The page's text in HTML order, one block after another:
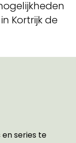
Kortrijk de
en series te